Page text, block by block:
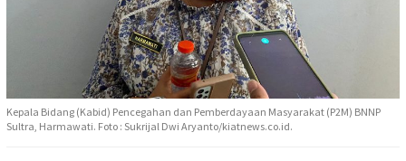
Kepala Bidang (Kabid) Pencegahan dan Pemberdayaan Masyarakat (P2M) BNNP
Sultra, Harmawati. Foto : Sukrijal Dwi Aryanto/kiatnews.co.id.